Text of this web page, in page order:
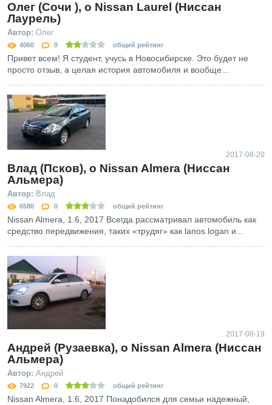
Олег (Сочи ), о Nissan Laurel (Ниссан
Лаурель)
Автор: Олег
4060 0 общий рейтинг
Привет всем! Я студент, учусь в Новосибирске. Это будет не
просто отзыв, а целая история автомобиля и вообще...
2017-08-20
Влад (Псков), о Nissan Almera (Ниссан
Альмера)
Автор: Влад
6580 0 общий рейтинг
Nissan Almera, 1.6, 2017 Всегда рассматривал автомобиль как
средство передвижения, таких «трудяг» как lanos logan и...
2017-08-19
Андрей (Рузаевка), о Nissan Almera (Ниссан
Альмера)
Автор: Андрей
7922 0 общий рейтинг
Nissan Almera, 1.6, 2017 Понадобился для семьи надежный,